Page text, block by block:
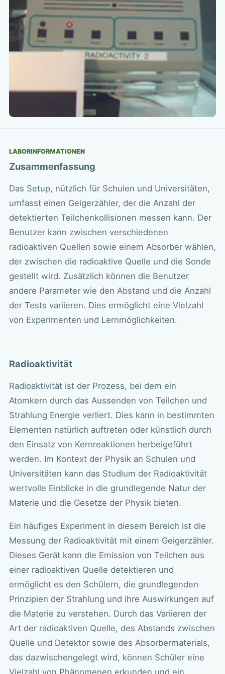
LABORINFORMATIONEN
Zusammenfassung
Das Setup, nützlich für Schulen und Universitäten,
umfasst einen Geigerzähler, der die Anzahl der
detektierten Teilchenkollisionen messen kann. Der
Benutzer kann zwischen verschiedenen
radioaktiven Quellen sowie einem Absorber wählen,
der zwischen die radioaktive Quelle und die Sonde
gestellt wird. Zusätzlich können die Benutzer
andere Parameter wie den Abstand und die Anzahl
der Tests variieren. Dies ermöglicht eine Vielzahl
von Experimenten und Lernmöglichkeiten.
Radioaktivität
Radioaktivität ist der Prozess, bei dem ein
Atomkern durch das Aussenden von Teilchen und
Strahlung Energie verliert. Dies kann in bestimmten
Elementen natürlich auftreten oder künstlich durch
den Einsatz von Kernreaktionen herbeigeführt
werden. Im Kontext der Physik an Schulen und
Universitäten kann das Studium der Radioaktivität
wertvolle Einblicke in die grundlegende Natur der
Materie und die Gesetze der Physik bieten.
Ein häufiges Experiment in diesem Bereich ist die
Messung der Radioaktivität mit einem Geigerzähler.
Dieses Gerät kann die Emission von Teilchen aus
einer radioaktiven Quelle detektieren und
ermöglicht es den Schülern, die grundlegenden
Prinzipien der Strahlung und ihre Auswirkungen auf
die Materie zu verstehen. Durch das Variieren der
Art der radioaktiven Quelle, des Abstands zwischen
Quelle und Detektor sowie des Absorbermaterials,
das dazwischengelegt wird, können Schüler eine
Vielzahl von Phänomenen erkunden und ein